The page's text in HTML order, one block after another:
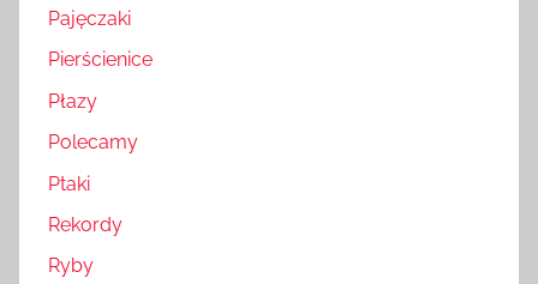
Pajęczaki
Pierścienice
Płazy
Polecamy
Ptaki
Rekordy
Ryby